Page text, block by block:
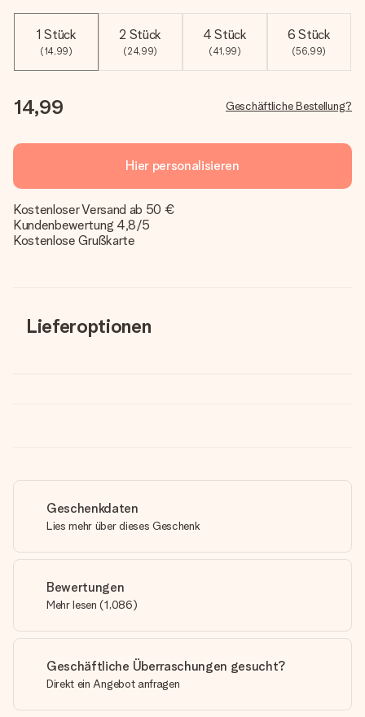
1 Stück
(14,99)
2 Stück
(24,99)
4 Stück
(41,99)
6 Stück
(56,99)
14,99 Geschäftliche Bestellung?
Hier personalisieren
Kostenloser Versand ab 50 €
Kundenbewertung 4,8/5
Kostenlose Grußkarte
Lieferoptionen
Geschenkdaten
Lies mehr über dieses Geschenk
Bewertungen
Mehr lesen (1,086)
Geschäftliche Überraschungen gesucht?
Direkt ein Angebot anfragen